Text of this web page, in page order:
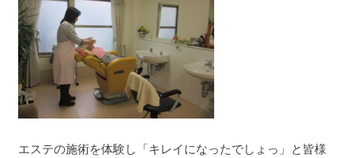
エステの施術を体験し「キレイになったでしょっ」と皆様